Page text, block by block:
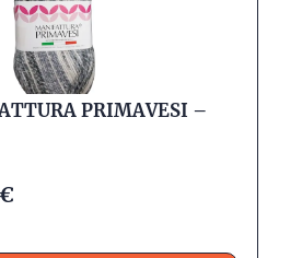
PRIMAVESI –
€